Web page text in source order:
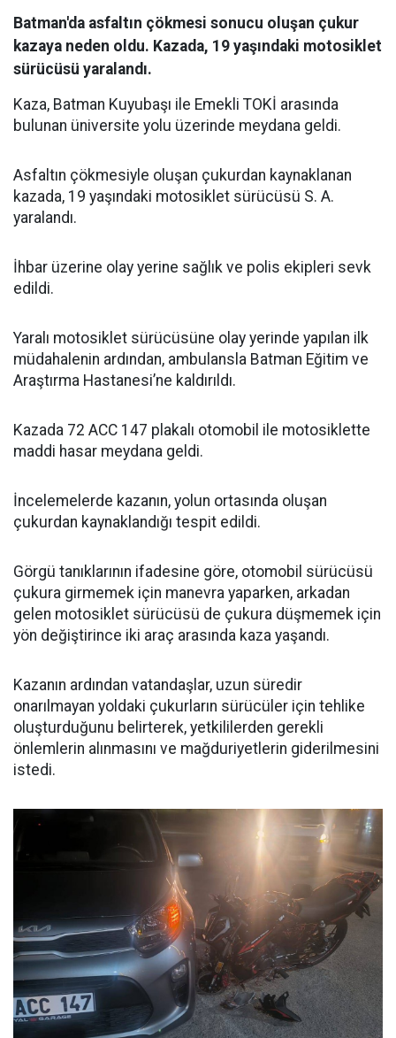
Batman'da asfaltın çökmesi sonucu oluşan çukur
kazaya neden oldu. Kazada, 19 yaşındaki motosiklet
sürücüsü yaralandı.
Kaza, Batman Kuyubaşı ile Emekli TOKİ arasında
bulunan üniversite yolu üzerinde meydana geldi.
Asfaltın çökmesiyle oluşan çukurdan kaynaklanan
kazada, 19 yaşındaki motosiklet sürücüsü S. A.
yaralandı.
İhbar üzerine olay yerine sağlık ve polis ekipleri sevk
edildi.
Yaralı motosiklet sürücüsüne olay yerinde yapılan ilk
müdahalenin ardından, ambulansla Batman Eğitim ve
Araştırma Hastanesi’ne kaldırıldı.
Kazada 72 ACC 147 plakalı otomobil ile motosiklette
maddi hasar meydana geldi.
İncelemelerde kazanın, yolun ortasında oluşan
çukurdan kaynaklandığı tespit edildi.
Görgü tanıklarının ifadesine göre, otomobil sürücüsü
çukura girmemek için manevra yaparken, arkadan
gelen motosiklet sürücüsü de çukura düşmemek için
yön değiştirince iki araç arasında kaza yaşandı.
Kazanın ardından vatandaşlar, uzun süredir
onarılmayan yoldaki çukurların sürücüler için tehlike
oluşturduğunu belirterek, yetkililerden gerekli
önlemlerin alınmasını ve mağduriyetlerin giderilmesini
istedi.